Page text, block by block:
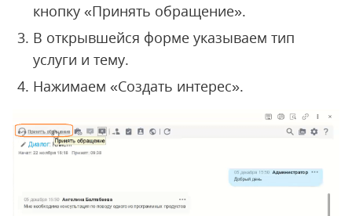
кнопку «Принять обращение».
В открывшейся форме указываем тип
услуги и тему.
Нажимаем «Создать интерес».